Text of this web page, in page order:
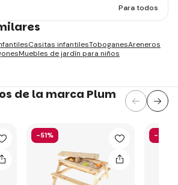
Para todos
Casitas infantilesToboganesAreneros
Muebles de jardín para niños
de la marca Plum
-51% -35%